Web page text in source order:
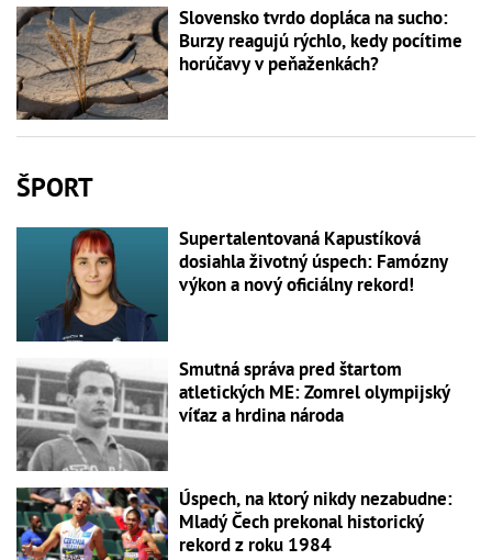
Slovensko tvrdo dopláca na sucho:
Burzy reagujú rýchlo, kedy pocítime
horúčavy v peňaženkách?
ŠPORT
Supertalentovaná Kapustíková
dosiahla životný úspech: Famózny
výkon a nový oficiálny rekord!
Smutná správa pred štartom
atletických ME: Zomrel olympijský
víťaz a hrdina národa
Úspech, na ktorý nikdy nezabudne:
Mladý Čech prekonal historický
rekord z roku 1984